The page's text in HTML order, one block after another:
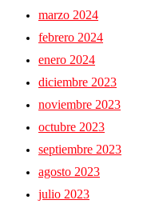
marzo 2024
febrero 2024
enero 2024
diciembre 2023
noviembre 2023
octubre 2023
septiembre 2023
agosto 2023
julio 2023